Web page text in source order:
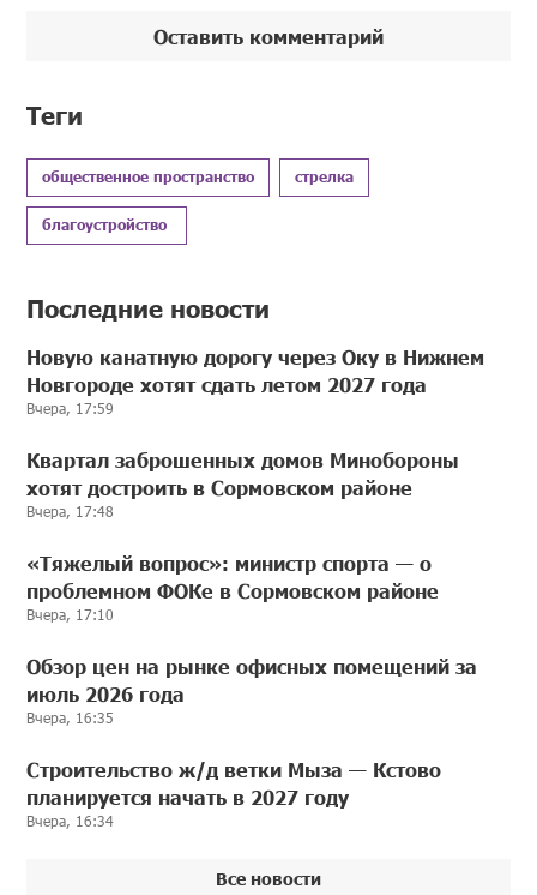
Оставить комментарий
Теги
общественное пространство стрелка
благоустройство
Последние новости
Новую канатную дорогу через Оку в Нижнем
Новгороде хотят сдать летом 2027 года
Вчера, 17:59
Квартал заброшенных домов Минобороны
хотят достроить в Сормовском районе
Вчера, 17:48
«Тяжелый вопрос»: министр спорта — о
проблемном ФОКе в Сормовском районе
Вчера, 17:10
Обзор цен на рынке офисных помещений за
июль 2026 года
Вчера, 16:35
Строительство ж/д ветки Мыза — Кстово
планируется начать в 2027 году
Вчера, 16:34
Все новости